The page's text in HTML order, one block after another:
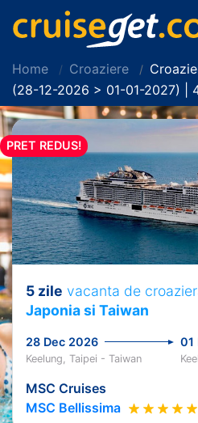
Home Croaziere
(28-12-2026 > 01-01-2027) |
PRET REDUS!
5 zile vacanta de
Japonia si Taiwan
28 Dec 2026 01
Keelung, Taipei - Taiwan
MSC Cruises
MSC Bellissima